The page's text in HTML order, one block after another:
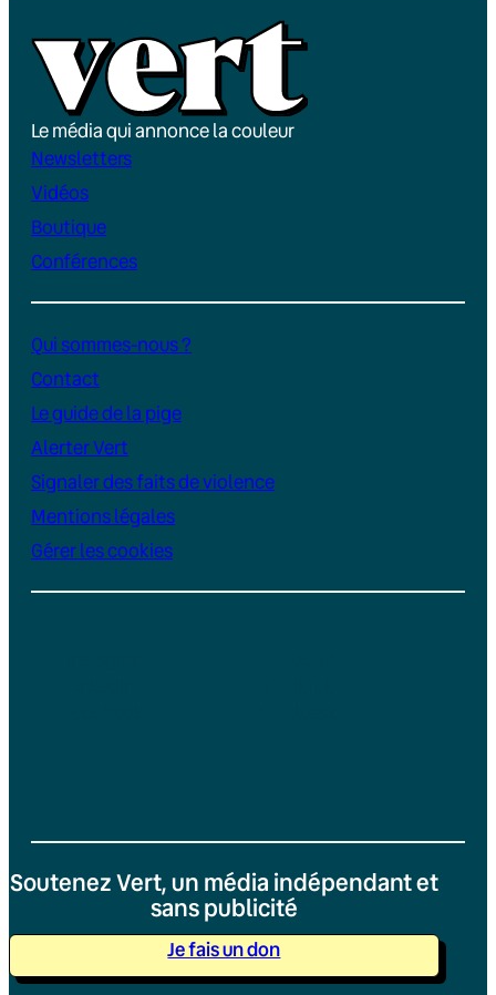
Le média qui annonce la couleur
Newsletters
Vidéos
Boutique
Conférences
Qui sommes-nous ?
Contact
Le guide de la pige
Alerter Vert
Signaler des faits de violence
Mentions légales
Gérer les cookies
Soutenez Vert, un média indépendant et
sans publicité
Je fais un don